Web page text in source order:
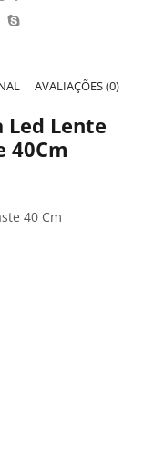
AVALIAÇÕES (0)
Led Lente
40Cm
40 Cm